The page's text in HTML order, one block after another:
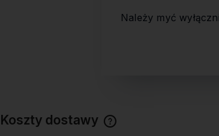
Należy myć
Koszty dostawy